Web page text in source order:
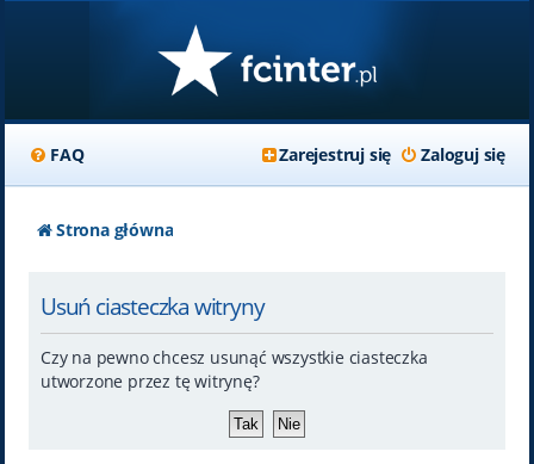
FAQ Zaloguj się
Zarejestruj się
Strona główna
Usuń ciasteczka witryny
Czy na pewno chcesz usunąć wszystkie ciasteczka
utworzone przez tę witrynę?